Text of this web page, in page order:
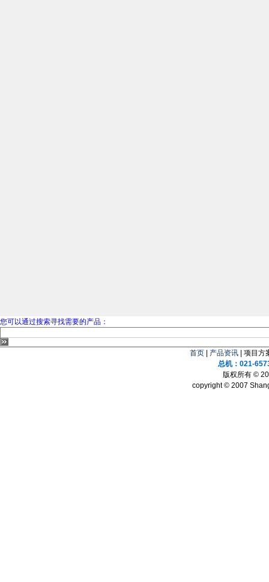
您可以通过搜索寻找需要的产品：
首页 产品资讯 | 项目方
总机：021-
版权所有 ©
copyright © 2007